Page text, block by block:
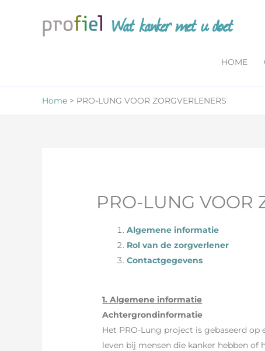
Wat kanker met u doet
HOME
Home PRO-LUNG VOOR ZORGVERLENERS
PRO-LUNG VOOR
Algemene informatie
Rol van de zorgverlener
Contactgegevens
1. Algemene informatie
Achtergrondinformatie
Het PRO-Lung project is gebaseerd op
leven bij mensen die kanker hebben of